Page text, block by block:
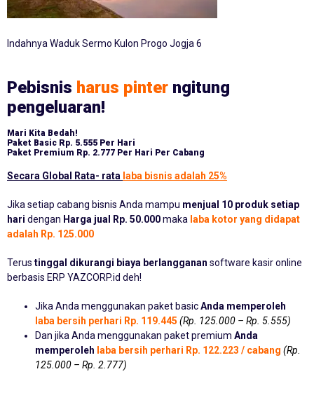
Indahnya Waduk Sermo Kulon Progo Jogja 6
Pebisnis harus pinter ngitung
pengeluaran!
Mari Kita Bedah!
Paket Basic Rp. 5.555 Per Hari
Paket Premium Rp. 2.777 Per Hari Per Cabang
Secara Global Rata- rata laba bisnis adalah 25%
Jika setiap cabang bisnis Anda mampu menjual 10 produk setiap
hari dengan Harga jual Rp. 50.000maka laba kotor yang didapat
adalah Rp. 125.000
Terus tinggal dikurangi biaya berlangganan software kasir online
berbasis ERP YAZCORP.id deh!
Jika Anda menggunakan paket basicAnda memperoleh
laba bersih perhari Rp. 119.445 (Rp. 125.000 – Rp. 5.555)
Dan jika Anda menggunakan paket premium Anda
memperoleh laba bersih perhari Rp. 122.223 / cabang (Rp.
125.000 – Rp. 2.777)